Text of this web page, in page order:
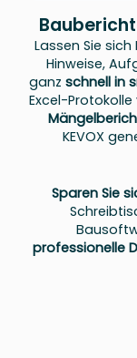
Lassen Sie
Hinweise,
ganz schnell in
Excel-
KEVOX
Sparen Sie
professionelle